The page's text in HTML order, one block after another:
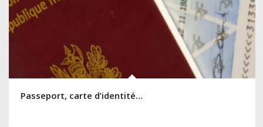
Passeport, carte d’identité…